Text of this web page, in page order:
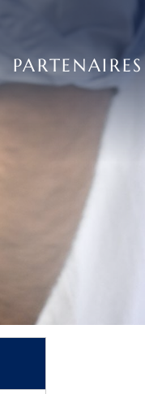
PARTENAIRES